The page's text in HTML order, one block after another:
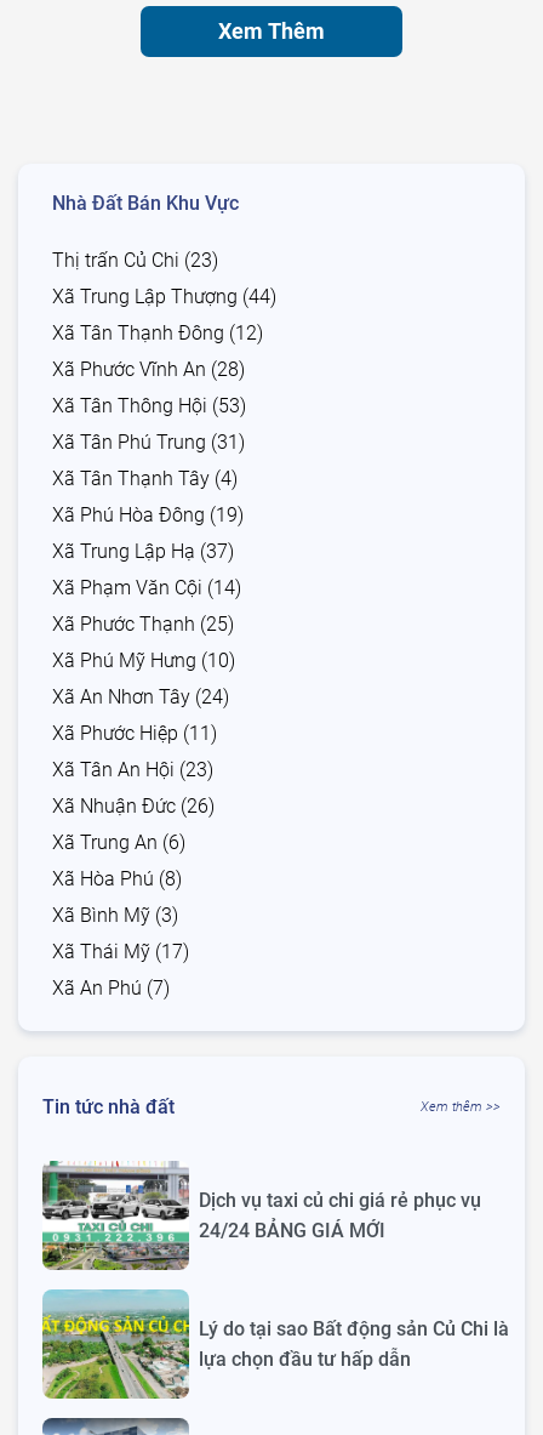
Xem Thêm
Nhà Đất Bán Khu Vực
Thị trấn Củ Chi (23)
Xã Trung Lập Thượng (44)
Xã Tân Thạnh Đông (12)
Xã Phước Vĩnh An (28)
Xã Tân Thông Hội (53)
Xã Tân Phú Trung (31)
Xã Tân Thạnh Tây (4)
Xã Phú Hòa Đông (19)
Xã Trung Lập Hạ (37)
Xã Phạm Văn Cội (14)
Xã Phước Thạnh (25)
Xã Phú Mỹ Hưng (10)
Xã An Nhơn Tây (24)
Xã Phước Hiệp (11)
Xã Tân An Hội (23)
Xã Nhuận Đức (26)
Xã Trung An (6)
Xã Hòa Phú (8)
Xã Bình Mỹ (3)
Xã Thái Mỹ (17)
Xã An Phú (7)
Tin tức nhà đất Xem thêm >>
Dịch vụ taxi củ chi giá rẻ phục vụ
24/24 BẢNG GIÁ MỚI
Lý do tại sao Bất động sản Củ Chi là
lựa chọn đầu tư hấp dẫn